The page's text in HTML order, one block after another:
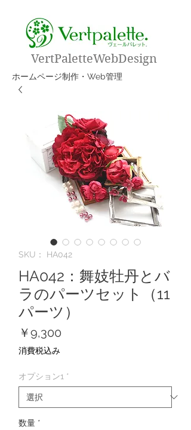
VertPaletteWebDesign
​ホームページ制作・Web管理
SKU： HA042
HA042：舞妓牡丹とバ
ラのパーツセット（11
パーツ）
￥9,300
消費税込み
オプション1 *
数量 *